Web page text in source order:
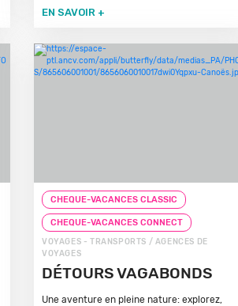
EN SAVOIR +
CHEQUE-VACANCES CLASSIC
CHEQUE-VACANCES CONNECT
VOYAGES - TRANSPORTS / AGENCES DE
VOYAGES
DÉTOURS VAGABONDS
Une aventure en pleine nature: explorez,